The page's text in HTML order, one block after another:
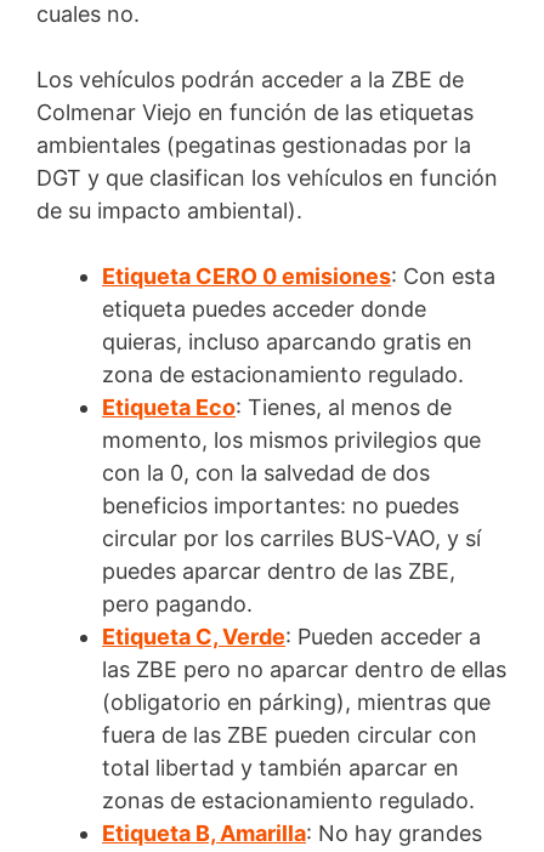
cuales no.
Los vehículos podrán acceder a la ZBE de
Colmenar Viejo en función de las etiquetas
ambientales (pegatinas gestionadas por la
DGT y que clasifican los vehículos en función
de su impacto ambiental).
Etiqueta CERO 0 emisiones: Con esta
etiqueta puedes acceder donde
quieras, incluso aparcando gratis en
zona de estacionamiento regulado.
Etiqueta Eco: Tienes, al menos de
momento, los mismos privilegios que
con la 0, con la salvedad de dos
beneficios importantes: no puedes
circular por los carriles BUS-VAO, y sí
puedes aparcar dentro de las ZBE,
pero pagando.
Etiqueta C, Verde: Pueden acceder a
las ZBE pero no aparcar dentro de ellas
(obligatorio en párking), mientras que
fuera de las ZBE pueden circular con
total libertad y también aparcar en
zonas de estacionamiento regulado.
Etiqueta B, Amarilla: No hay grandes